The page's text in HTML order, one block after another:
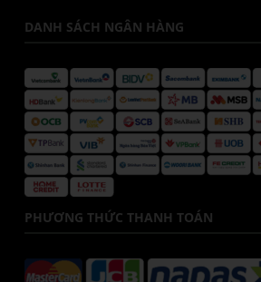
DANH SÁCH NGÂN HÀNG
PHƯƠNG THỨC THANH TOÁN